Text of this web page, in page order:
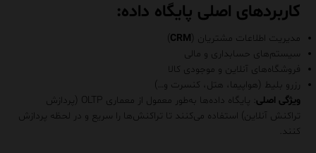
کاربردهای اصلی پایگاه داده:
مدیریت اطلاعات مشتریان (CRM
)
سیستم‌های حسابداری و مالی
فروشگاه‌های آنلاین و موجودی کالا
رزرو بلیط (هواپیما، هتل، کنسرت و…)
ویژگی اصلی
: پایگاه داده‌ها به‌طور معمول از معماری OLTP (پردازش
تراکنش آنلاین) استفاده می‌کنند تا تراکنش‌ها را سریع و در لحظه پردازش
کنند.